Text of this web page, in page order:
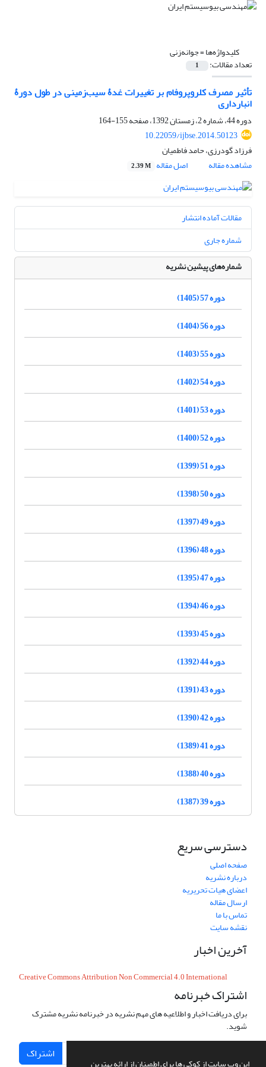
این وب سایت از کوکی ها برای اطمینان از ارائه بهترین
کلیدواژه‌ها =جوانه‌زنی
تعداد مقالات: 1
تأثیر مصرف کلروپروفام بر تغییرات غدۀ سیب‌زمینی در طول دورۀ
انبارداری
دوره 44، شماره 2، زمستان 1392، صفحه
155-164
10.22059/ijbse.2014.50123
فرزاد گودرزی، حامد فاطمیان
مشاهده مقاله
اصل مقاله 2.39 M
مقالات آماده انتشار
شماره جاری
شماره‌های پیشین نشریه
دوره 57 (1405)
دوره 56 (1404)
دوره 55 (1403)
دوره 54 (1402)
دوره 53 (1401)
دوره 52 (1400)
دوره 51 (1399)
دوره 50 (1398)
دوره 49 (1397)
دوره 48 (1396)
دوره 47 (1395)
دوره 46 (1394)
دوره 45 (1393)
دوره 44 (1392)
دوره 43 (1391)
دوره 42 (1390)
دوره 41 (1389)
دوره 40 (1388)
دوره 39 (1387)
دسترسی سریع
صفحه اصلی
درباره نشریه
اعضای هیات تحریریه
ارسال مقاله
تماس با ما
نقشه سایت
آخرین اخبار
Creative Commons Attribution Non Commercial 4.0 International
اشتراک خبرنامه
برای دریافت اخبار و اطلاعیه های مهم نشریه در خبرنامه نشریه مشترک
شوید.
اشتراک